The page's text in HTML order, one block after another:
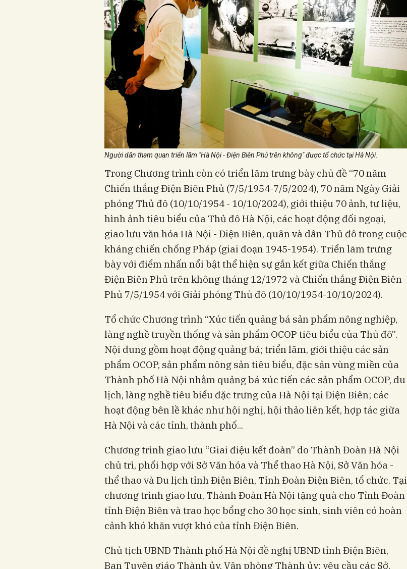
Người dân tham quan triển lãm "Hà Nội - Điện Biên Phủ trên không" được tổ chức tại Hà Nội.
Trong Chương trình còn có triển lãm trưng bày chủ đề “70 năm
Chiến thắng Điện Biên Phủ (7/5/1954-7/5/2024), 70 năm Ngày Giải
phóng Thủ đô (10/10/1954 - 10/10/2024), giới thiệu 70 ảnh, tư liệu,
hình ảnh tiêu biểu của Thủ đô Hà Nội, các hoạt động đối ngoại,
giao lưu văn hóa Hà Nội - Điện Biên, quân và dân Thủ đô trong cuộc
kháng chiến chống Pháp (giai đoạn 1945-1954). Triển lãm trưng
bày với điểm nhấn nổi bật thể hiện sự gắn kết giữa Chiến thắng
Điện Biên Phủ trên không tháng 12/1972 và Chiến thắng Điện Biên
Phủ 7/5/1954 với Giải phóng Thủ đô (10/10/1954-10/10/2024).
Tổ chức Chương trình “Xúc tiến quảng bá sản phẩm nông nghiệp,
làng nghề truyền thống và sản phẩm OCOP tiêu biểu của Thủ đô”.
Nội dung gồm hoạt động quảng bá; triển lãm, giới thiệu các sản
phẩm OCOP, sản phẩm nông sản tiêu biểu, đặc sản vùng miền của
Thành phố Hà Nội nhằm quảng bá xúc tiến các sản phẩm OCOP, du
lịch, làng nghề tiêu biểu đặc trưng của Hà Nội tại Điện Biên; các
hoạt động bên lề khác như hội nghị, hội thảo liên kết, hợp tác giữa
Hà Nội và các tỉnh, thành phố...
Chương trình giao lưu “Giai điệu kết đoàn” do Thành Đoàn Hà Nội
chủ trì, phối hợp với Sở Văn hóa và Thể thao Hà Nội, Sở Văn hóa -
thể thao và Du lịch tỉnh Điện Biên, Tỉnh Đoàn Điện Biên, tổ chức. Tại
chương trình giao lưu, Thành Đoàn Hà Nội tặng quà cho Tỉnh Đoàn
tỉnh Điện Biên và trao học bổng cho 30 học sinh, sinh viên có hoàn
cảnh khó khăn vượt khó của tỉnh Điện Biên.
Chủ tịch UBND Thành phố Hà Nội đề nghị UBND tỉnh Điện Biên,
Ban Tuyên giáo Thành ủy, Văn phòng Thành ủy; yêu cầu các Sở,